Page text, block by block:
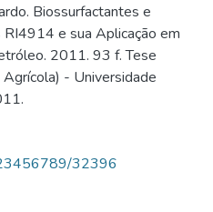
Biossurfactantes e
e sua Aplicação em
2011. 93 f. Tese
- Universidade
32396